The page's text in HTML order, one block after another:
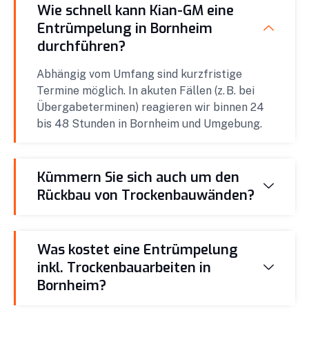
Wie schnell kann Kian-GM eine
Entrümpelung in Bornheim
durchführen?
Abhängig vom Umfang sind kurzfristige
Termine möglich. In akuten Fällen (z. B. bei
Übergabeterminen) reagieren wir binnen 24
bis 48 Stunden in Bornheim und Umgebung.
Kümmern Sie sich auch um den
Rückbau von Trockenbauwänden?
Was kostet eine Entrümpelung
inkl. Trockenbauarbeiten in
Bornheim?